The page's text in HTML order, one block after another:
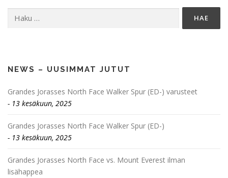
Haku:
NEWS – UUSIMMAT JUTUT
Grandes Jorasses North Face Walker Spur (ED-) varusteet
13 kesäkuun, 2025
Grandes Jorasses North Face Walker Spur (ED-)
13 kesäkuun, 2025
Grandes Jorasses North Face vs. Mount Everest ilman
lisähappea